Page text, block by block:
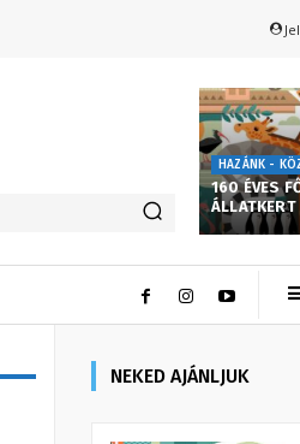
HAZÁNK -
160 ÉVES
ÁLLATKERT
NEKED AJÁNLJUK